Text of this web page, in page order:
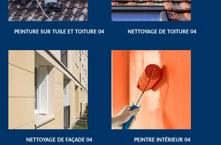
PEINTURE SUR TUILE ET TOITURE 04 NETTOYAGE DE TOITURE 04
NETTOYAGE DE FAÇADE 04 PEINTRE INTÉRIEUR 04